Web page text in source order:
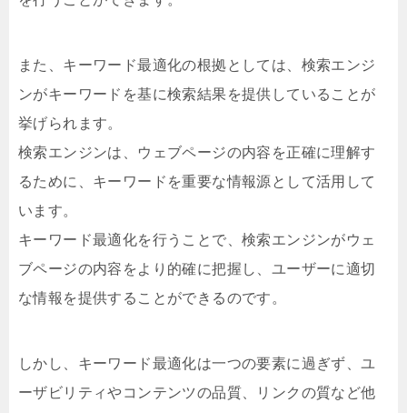
また、キーワード最適化の根拠としては、検索エンジ
ンがキーワードを基に検索結果を提供していることが
挙げられます。
検索エンジンは、ウェブページの内容を正確に理解す
るために、キーワードを重要な情報源として活用して
います。
キーワード最適化を行うことで、検索エンジンがウェ
ブページの内容をより的確に把握し、ユーザーに適切
な情報を提供することができるのです。
しかし、キーワード最適化は一つの要素に過ぎず、ユ
ーザビリティやコンテンツの品質、リンクの質など他